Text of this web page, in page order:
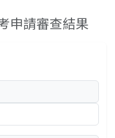
申請審查結果